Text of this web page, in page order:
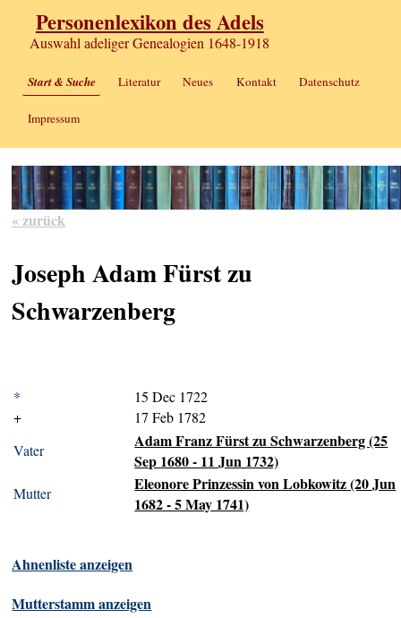
Personenlexikon des Adels
Auswahl adeliger Genealogien 1648-1918
Start & Suche Literatur Neues Kontakt Datenschutz
Impressum
« zurück
Joseph Adam Fürst zu
Schwarzenberg
*
15 Dec 1722
+
17 Feb 1782
Vater
Adam Franz Fürst zu Schwarzenberg (25
Sep 1680 - 11 Jun 1732)
Mutter
Eleonore Prinzessin von Lobkowitz (20 Jun
1682 - 5 May 1741)
Ahnenliste anzeigen
Mutterstamm anzeigen